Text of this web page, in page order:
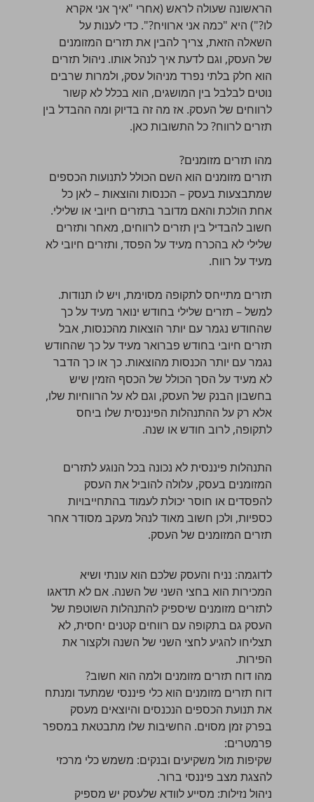
הראשונה שעולה לראש (אחרי "איך אני אקרא
לו?") היא "כמה אני ארוויח?". כדי לענות על
השאלה הזאת, צריך להבין את תזרים המזומנים
של העסק, וגם לדעת איך לנהל אותו. ניהול תזרים
הוא חלק בלתי נפרד מניהול עסק, ולמרות שרבים
נוטים לבלבל בין המושגים, הוא בכלל לא קשור
לרווחים של העסק. אז מה זה בדיוק ומה ההבדל בין
תזרים לרווח? כל התשובות כאן.
מהו תזרים מזומנים?
תזרים מזומנים הוא השם הכולל לתנועות הכספים
שמתבצעות בעסק – הכנסות והוצאות – לאן כל
אחת הולכת והאם מדובר בתזרים חיובי או שלילי.
חשוב להבדיל בין תזרים לרווחים, מאחר ותזרים
שלילי לא בהכרח מעיד על הפסד, ותזרים חיובי לא
מעיד על רווח.
תזרים מתייחס לתקופה מסוימת, ויש לו תנודות.
למשל – תזרים שלילי בחודש ינואר מעיד על כך
שהחודש נגמר עם יותר הוצאות מהכנסות, אבל
תזרים חיובי בחודש פברואר מעיד על כך שהחודש
נגמר עם יותר הכנסות מהוצאות. כך או כך הדבר
לא מעיד על הסך הכולל של הכסף הזמין שיש
בחשבון הבנק של העסק, וגם לא על הרווחיות שלו,
אלא רק על ההתנהלות הפיננסית שלו ביחס
לתקופה, לרוב חודש או שנה.
התנהלות פיננסית לא נכונה בכל הנוגע לתזרים
המזומנים בעסק, עלולה להוביל את העסק
להפסדים או חוסר יכולת לעמוד בהתחייבויות
כספיות, ולכן חשוב מאוד לנהל מעקב מסודר אחר
תזרים המזומנים של העסק.
לדוגמה: נניח והעסק שלכם הוא עונתי ושיא
המכירות הוא בחצי השני של השנה. אם לא תדאגו
לתזרים מזומנים שיספיק להתנהלות השוטפת של
העסק גם בתקופה עם רווחים קטנים יחסית, לא
תצליחו להגיע לחצי השני של השנה ולקצור את
הפירות.
מהו דוח תזרים מזומנים ולמה הוא חשוב?
דוח תזרים מזומנים הוא כלי פיננסי שמתעד ומנתח
את תנועת הכספים הנכנסים והיוצאים מעסק
בפרק זמן מסוים. החשיבות שלו מתבטאת במספר
פרמטרים:
שקיפות מול משקיעים ובנקים: משמש כלי מרכזי
להצגת מצב פיננסי ברור.
ניהול נזילות: מסייע לוודא שלעסק יש מספיק